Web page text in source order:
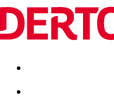
Destinatii Vacanta